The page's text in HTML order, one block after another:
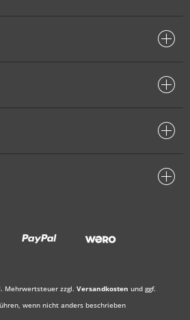
Mehrwertsteuer zzgl. Versandkosten und ggf.
wenn nicht anders beschrieben